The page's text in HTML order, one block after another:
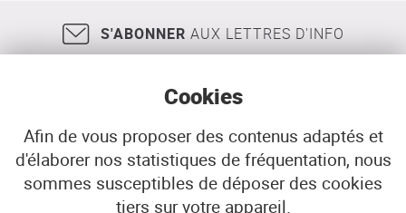
S'ABONNER AUX LETTRES D'INFO
18, rue Jean Jaurès 29200 BREST
02 98 33 51 71
CONTACT
Cookies
Afin de vous proposer des contenus adaptés et
d'élaborer nos statistiques de fréquentation, nous
sommes susceptibles de déposer des cookies
tiers sur votre appareil.